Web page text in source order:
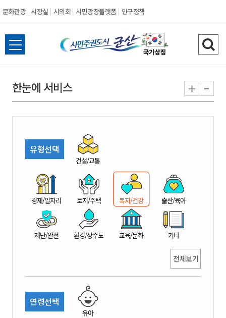
문화관광 시장실 시의회 시민광장플랫폼 인구정책
시
민
권
시
산
전
체
뉴
열
검
색
기
한눈에 서비스 + -
유형선택
건설/교통
경제/일자리 토지/주택 복지/건강 출산/육아
재난/안전 환경/상수도 교육/문화 기타
전체보기
연령선택
유아